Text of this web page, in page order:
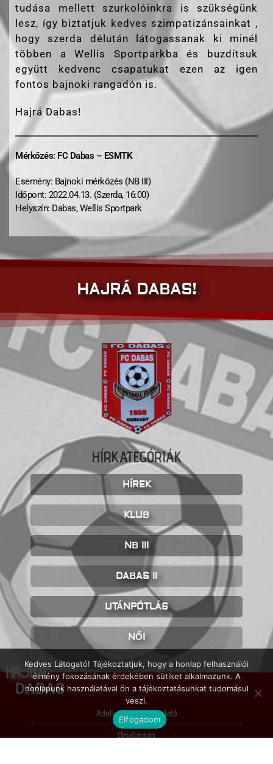
tudása mellett szurkolóinkra is szükségünk
lesz, így biztatjuk kedves szimpatizánsainkat ,
hogy szerda délután látogassanak ki minél
többen a Wellis Sportparkba és buzdítsuk
együtt kedvenc csapatukat ezen az igen
fontos bajnoki rangadón is.
Hajrá Dabas!
Mérkőzés: FC Dabas – ESMTK
Esemény: Bajnoki mérkőzés (NB III)
Időpont: 2022.04.13. (Szerda, 16:00)
Helyszín: Dabas, Wellis Sportpark
HAJRÁ DABAS!
HÍRKATEGÓRIÁK
HÍREK
KLUB
NB III
DABAS II
UTÁNPÓTLÁS
NŐI
HAJRÁ
DABAS
Adatvédelmi tájékoztató
Oldaltérkép
Kedves Látogató! Tájékoztatjuk, hogy a honlap felhasználói
élmény fokozásának érdekében sütiket alkalmazunk. A
honlapunk használatával ön a tájékoztatásunkat tudomásul
veszi.
Elfogadom